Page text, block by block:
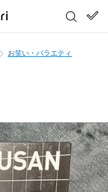
お笑い・バラエティ